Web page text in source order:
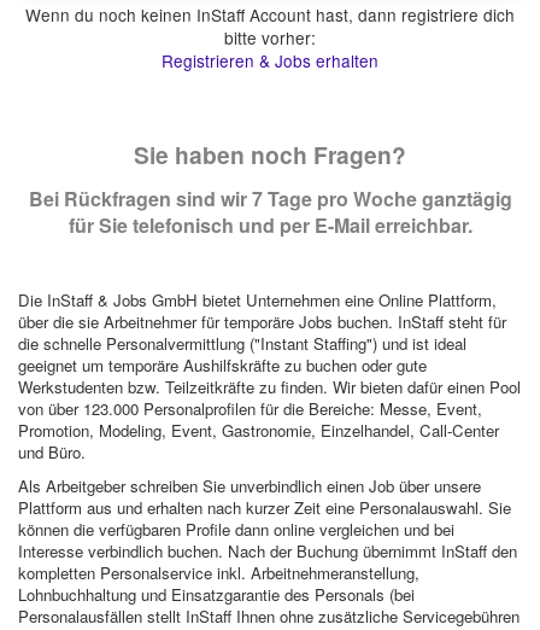
Wenn du noch keinen InStaff Account hast, dann registriere dich
bitte vorher:
Registrieren & Jobs erhalten
Sie haben noch Fragen?
Bei Rückfragen sind wir 7 Tage pro Woche ganztägig
für Sie telefonisch und per E-Mail erreichbar.
Die InStaff & Jobs GmbH bietet Unternehmen eine Online Plattform,
über die sie Arbeitnehmer für temporäre Jobs buchen. InStaff steht für
die schnelle Personalvermittlung ("Instant Staffing") und ist ideal
geeignet um temporäre Aushilfskräfte zu buchen oder gute
Werkstudenten bzw. Teilzeitkräfte zu finden. Wir bieten dafür einen Pool
von über 123.000 Personalprofilen für die Bereiche: Messe, Event,
Promotion, Modeling, Event, Gastronomie, Einzelhandel, Call-Center
und Büro.
Als Arbeitgeber schreiben Sie unverbindlich einen Job über unsere
Plattform aus und erhalten nach kurzer Zeit eine Personalauswahl. Sie
können die verfügbaren Profile dann online vergleichen und bei
Interesse verbindlich buchen. Nach der Buchung übernimmt InStaff den
kompletten Personalservice inkl. Arbeitnehmeranstellung,
Lohnbuchhaltung und Einsatzgarantie des Personals (bei
Personalausfällen stellt InStaff Ihnen ohne zusätzliche Servicegebühren